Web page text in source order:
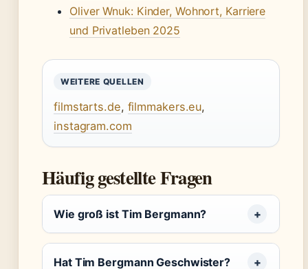
Oliver Wnuk: Kinder, Wohnort, Karriere
und Privatleben 2025
WEITERE QUELLEN
filmstarts.de, filmmakers.eu,
instagram.com
Häufig gestellte Fragen
Wie groß ist Tim Bergmann?
Hat Tim Bergmann Geschwister?